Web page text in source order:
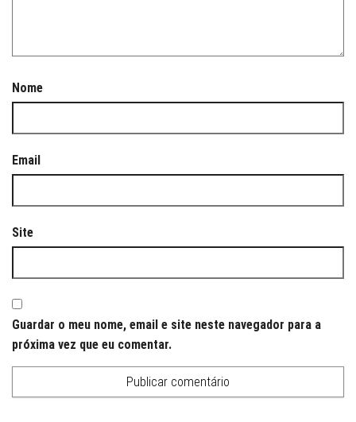
Nome
Email
Site
Guardar o meu nome, email e site neste navegador para a
próxima vez que eu comentar.